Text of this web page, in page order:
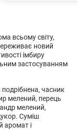
всьому світу,
новий
імбиру
застосуванням
часник
мелений, перець
мелений,
Суміш
аромат і